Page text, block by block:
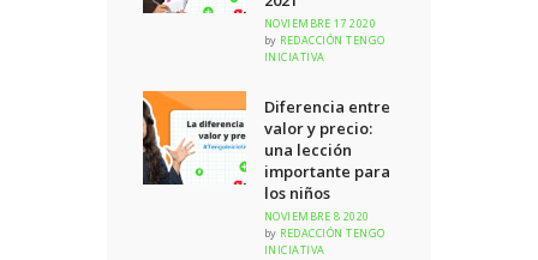
NOVIEMBRE 17 2020
by REDACCIÓN TENGO
INICIATIVA
Diferencia entre
valor y precio:
una lección
importante para
los niños
NOVIEMBRE 8 2020
by REDACCIÓN TENGO
INICIATIVA